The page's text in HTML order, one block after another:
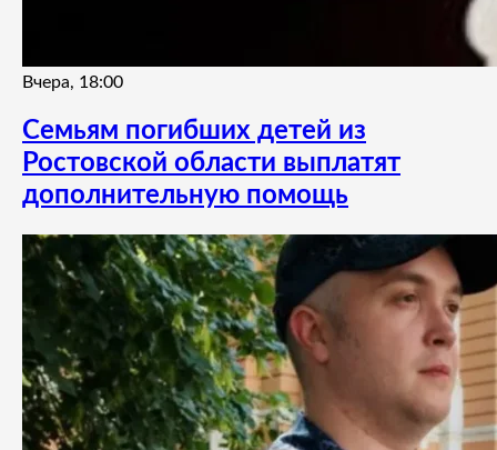
Вчера, 18:00
Семьям погибших детей из
Ростовской области выплатят
дополнительную помощь